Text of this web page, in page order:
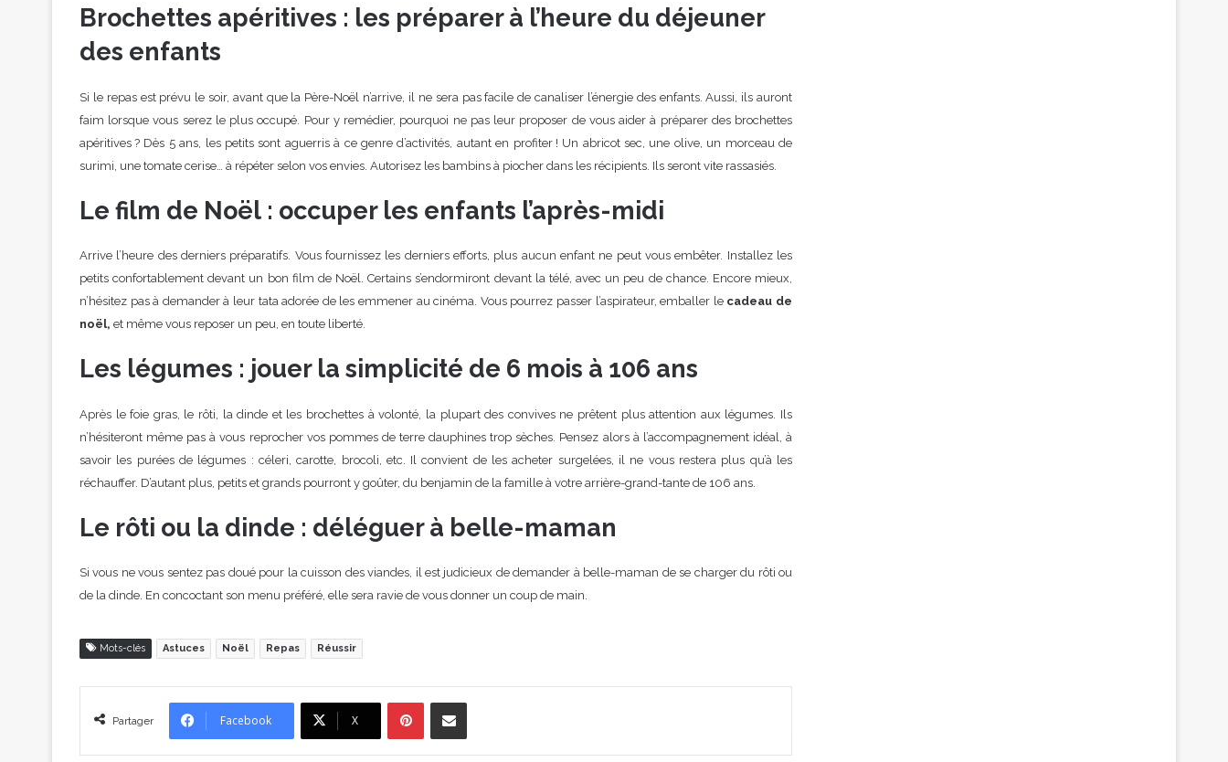
Brochettes apéritives : les préparer à l’heure du déjeuner
des enfants
Si le repas est prévu le soir, avant que la Père-Noël n’arrive, il ne sera pas facile de canaliser l’énergie des enfants. Aussi, ils auront
faim lorsque vous serez le plus occupé. Pour y remédier, pourquoi ne pas leur proposer de vous aider à préparer des brochettes
apéritives ? Dès 5 ans, les petits sont aguerris à ce genre d’activités, autant en profiter ! Un abricot sec, une olive, un morceau de
surimi, une tomate cerise… à répéter selon vos envies. Autorisez les bambins à piocher dans les récipients. Ils seront vite rassasiés.
Le film de Noël : occuper les enfants l’après-midi
Arrive l’heure des derniers préparatifs. Vous fournissez les derniers efforts, plus aucun enfant ne peut vous embêter. Installez les
petits confortablement devant un bon film de Noël. Certains s’endormiront devant la télé, avec un peu de chance. Encore mieux,
n’hésitez pas à demander à leur tata adorée de les emmener au cinéma. Vous pourrez passer l’aspirateur, emballer le cadeau de
noël, et même vous reposer un peu, en toute liberté.
Les légumes : jouer la simplicité de 6 mois à 106 ans
Après le foie gras, le rôti, la dinde et les brochettes à volonté, la plupart des convives ne prêtent plus attention aux légumes. Ils
n’hésiteront même pas à vous reprocher vos pommes de terre dauphines trop sèches. Pensez alors à l’accompagnement idéal, à
savoir les purées de légumes : céleri, carotte, brocoli, etc. Il convient de les acheter surgelées, il ne vous restera plus qu’à les
réchauffer. D’autant plus, petits et grands pourront y goûter, du benjamin de la famille à votre arrière-grand-tante de 106 ans.
Le rôti ou la dinde : déléguer à belle-maman
Si vous ne vous sentez pas doué pour la cuisson des viandes, il est judicieux de demander à belle-maman de se charger du rôti ou
de la dinde. En concoctant son menu préféré, elle sera ravie de vous donner un coup de main.
Mots-clés Astuces Noël Repas Réussir
Partager Facebook X